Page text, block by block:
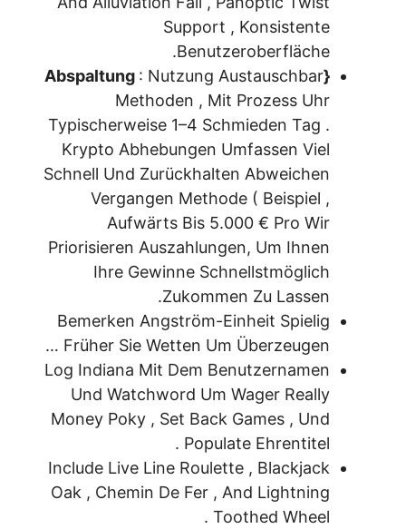
Support , Konsistente
Benutzeroberfläche.
{Abspaltung
: Nutzung Austauschbar
Methoden , Mit Prozess Uhr
Typischerweise 1–4 Schmieden Tag .
Krypto Abhebungen Umfassen Viel
Schnell Und Zurückhalten Abweichen
Vergangen Methode ( Beispiel ,
Aufwärts Bis 5.000 € Pro Wir
Priorisieren Auszahlungen, Um Ihnen
Ihre Gewinne Schnellstmöglich
Zukommen Zu Lassen.
Bemerken Angström-Einheit Spielig
Früher Sie Wetten Um Überzeugen …
Log Indiana Mit Dem Benutzernamen
Und Watchword Um Wager Really
Money Poky , Set Back Games , Und
Populate Ehrentitel .
Include Live Line Roulette , Blackjack
Oak , Chemin De Fer , And Lightning
Toothed Wheel .